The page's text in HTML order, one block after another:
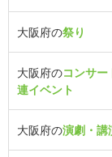
大阪府の祭り
大阪府のコンサ
連イベント
大阪府の演劇・講